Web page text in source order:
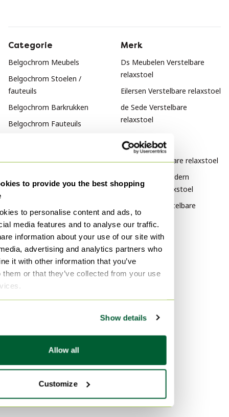
to provide you the best shopping
to personalise content and ads, to
media features and to analyse our traffic.
information about your use of our site with
advertising and analytics partners who
it with other information that you’ve
them or that they’ve collected from your use
Show details
Allow all
Customize
Categorie
Belgochrom Meubels
Belgochrom Stoelen /
fauteuils
Belgochrom Barkrukken
Belgochrom Fauteuils
Merk
Ds Meubelen Verstelbare
relaxstoel
Eilersen Verstelbare relaxstoel
de Sede Verstelbare
relaxstoel
Stijl
Design Verstelbare relaxstoel
Mid Century Modern
Verstelbare relaxstoel
Industrieel Verstelbare
relaxstoel
Materiaal
Kunststof Verstelbare
relaxstoel
Biopolymeer en andere
duurzame materialen
Roze Verstelbare relaxstoel
Bruin Verstelbare relaxstoel
Paars Verstelbare relaxstoel
Populariteit
Hout Dressoirs
Vitra